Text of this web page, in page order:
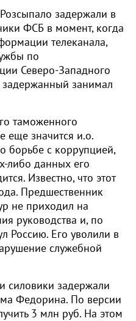
задержали в
ФСБ в момент, когда
телеканала,
по
Северо-Западного
занимал
таможенного
еще значится и.о.
борьбе с коррупцией,
либо данных его
Известно, что этот
Предшественник
не приходил на
руководства и, по
Россию. Его уволили в
служебной
силовики задержали
Федорина. По версии
3 млн руб. На этом